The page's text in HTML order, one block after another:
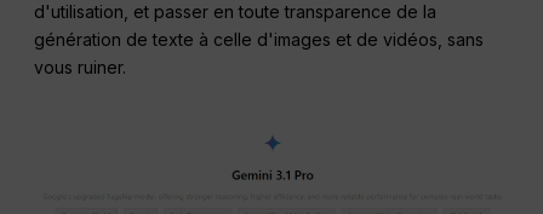
d'utilisation, et passer en toute transparence de la
génération de texte à celle d'images et de vidéos, sans
vous ruiner.